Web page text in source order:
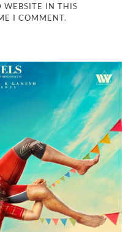
WEBSITE IN THIS
I COMMENT.